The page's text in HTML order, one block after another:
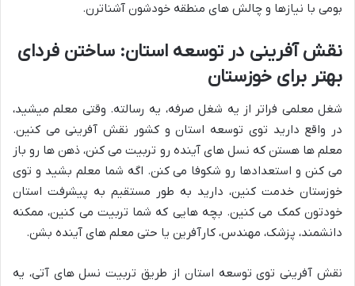
بومی با نیازها و چالش های منطقه خودشون آشناترن.
نقش آفرینی در توسعه استان: ساختن فردای
بهتر برای خوزستان
شغل معلمی فراتر از یه شغل صرفه، یه رسالته. وقتی معلم میشید،
در واقع دارید توی توسعه استان و کشور نقش آفرینی می کنین.
معلم ها هستن که نسل های آینده رو تربیت می کنن، ذهن ها رو باز
می کنن و استعدادها رو شکوفا می کنن. اگه شما معلم بشید و توی
خوزستان خدمت کنین، دارید به طور مستقیم به پیشرفت استان
خودتون کمک می کنین. بچه هایی که شما تربیت می کنین، ممکنه
دانشمند، پزشک، مهندس، کارآفرین یا حتی معلم های آینده بشن.
نقش آفرینی توی توسعه استان از طریق تربیت نسل های آتی، یه